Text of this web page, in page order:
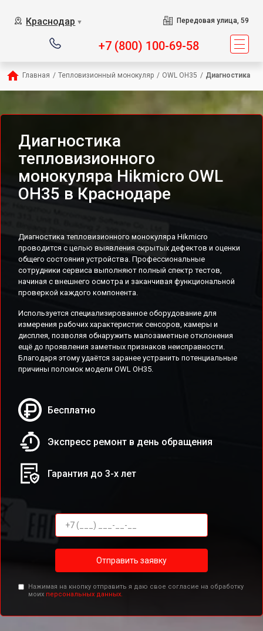
Краснодар ▼ Передовая улица, 59
+7 (800) 100-69-58
Главная / Тепловизионный монокуляр / OWL OH35 / Диагностика
Диагностика
тепловизионного
монокуляра Hikmicro OWL
OH35 в Краснодаре
Диагностика тепловизионного монокуляра Hikmicro
проводится с целью выявления скрытых дефектов и оценки
общего состояния устройства. Профессиональные
сотрудники сервиса выполняют полный спектр тестов,
начиная с внешнего осмотра и заканчивая функциональной
проверкой каждого компонента.
Используется специализированное оборудование для
измерения рабочих характеристик сенсоров, камеры и
дисплея, позволяя обнаружить малозаметные отклонения
ещё до проявления заметных признаков неисправности.
Благодаря этому удаётся заранее устранить потенциальные
причины поломок модели OWL OH35.
Бесплатно
Экспресс ремонт в день обращения
Гарантия до 3-х лет
Отправить заявку
Нажимая на кнопку отправить я даю свое согласие на обработку
моих персональных данных.